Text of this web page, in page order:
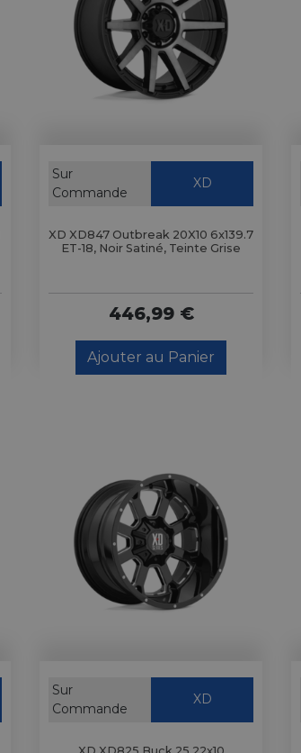
Sur
Commande
XD
XD XD847 Outbreak 20X10 6x139.7
ET-18, Noir Satiné, Teinte Grise
446,99 €
Ajouter au Panier
Sur
Commande
XD